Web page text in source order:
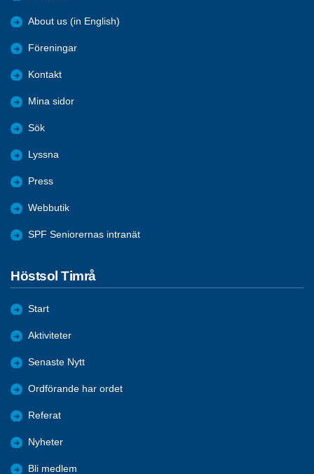
About us (in English)
Föreningar
Kontakt
Mina sidor
Sök
Lyssna
Press
Webbutik
SPF Seniorernas intranät
Höstsol Timrå
Start
Aktiviteter
Senaste Nytt
Ordförande har ordet
Referat
Nyheter
Bli medlem